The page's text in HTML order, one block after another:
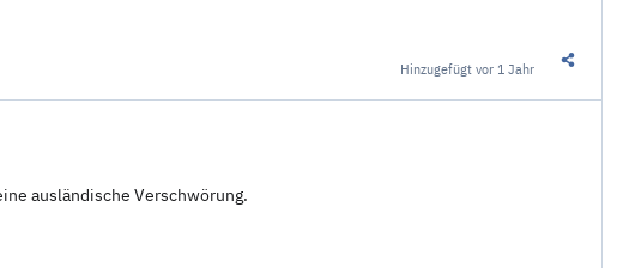
Hinzugefügtvor 1 Jahr
ausländische Verschwörung.